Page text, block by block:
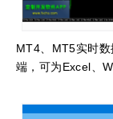
MT4、MT5实时数
端，可为Excel、
送数据展示